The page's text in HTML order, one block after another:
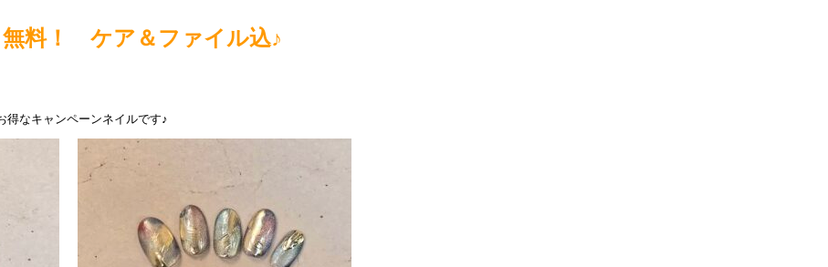
料！ ケア＆ファイル込♪
得なキャンペーンネイルです♪